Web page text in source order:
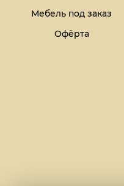
Мебель под заказ
Офёрта